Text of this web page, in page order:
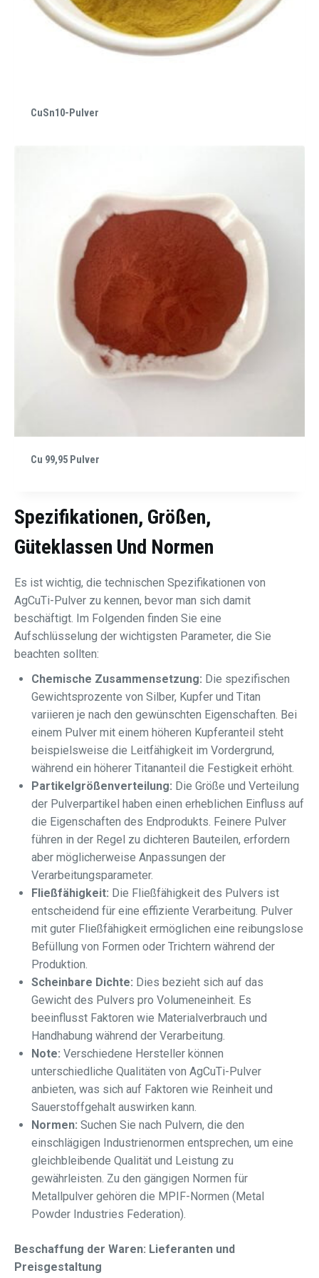
CuSn10-Pulver
Cu 99,95 Pulver
Spezifikationen, Größen,
Güteklassen Und Normen
Es ist wichtig, die technischen Spezifikationen von
AgCuTi-Pulver zu kennen, bevor man sich damit
beschäftigt. Im Folgenden finden Sie eine
Aufschlüsselung der wichtigsten Parameter, die Sie
beachten sollten:
Chemische Zusammensetzung: Die spezifischen
Gewichtsprozente von Silber, Kupfer und Titan
variieren je nach den gewünschten Eigenschaften. Bei
einem Pulver mit einem höheren Kupferanteil steht
beispielsweise die Leitfähigkeit im Vordergrund,
während ein höherer Titananteil die Festigkeit erhöht.
Partikelgrößenverteilung: Die Größe und Verteilung
der Pulverpartikel haben einen erheblichen Einfluss auf
die Eigenschaften des Endprodukts. Feinere Pulver
führen in der Regel zu dichteren Bauteilen, erfordern
aber möglicherweise Anpassungen der
Verarbeitungsparameter.
Fließfähigkeit: Die Fließfähigkeit des Pulvers ist
entscheidend für eine effiziente Verarbeitung. Pulver
mit guter Fließfähigkeit ermöglichen eine reibungslose
Befüllung von Formen oder Trichtern während der
Produktion.
Scheinbare Dichte: Dies bezieht sich auf das
Gewicht des Pulvers pro Volumeneinheit. Es
beeinflusst Faktoren wie Materialverbrauch und
Handhabung während der Verarbeitung.
Note: Verschiedene Hersteller können
unterschiedliche Qualitäten von AgCuTi-Pulver
anbieten, was sich auf Faktoren wie Reinheit und
Sauerstoffgehalt auswirken kann.
Normen: Suchen Sie nach Pulvern, die den
einschlägigen Industrienormen entsprechen, um eine
gleichbleibende Qualität und Leistung zu
gewährleisten. Zu den gängigen Normen für
Metallpulver gehören die MPIF-Normen (Metal
Powder Industries Federation).
Beschaffung der Waren: Lieferanten und
Preisgestaltung